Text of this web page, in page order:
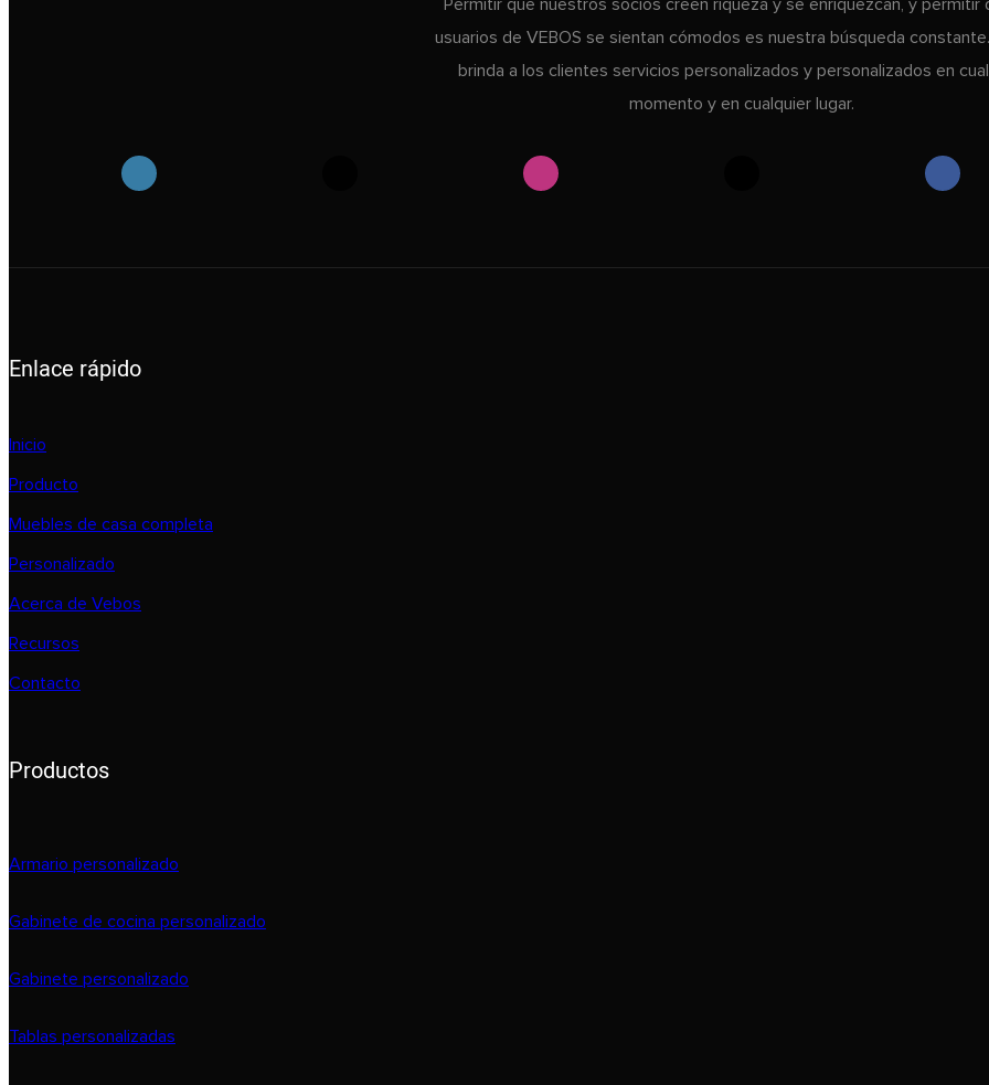
Permitir que nuestros socios creen riqueza y se enriquezcan, y permitir
usuarios de VEBOS se sientan cómodos es nuestra búsqueda
brinda a los clientes servicios personalizados y personalizados en
momento y en cualquier lugar.
Enlace rápido
Inicio
Producto
Muebles de casa completa
Personalizado
Acerca de Vebos
Recursos
Contacto
Productos
Armario personalizado
Gabinete de cocina personalizado
Gabinete personalizado
Tablas personalizadas